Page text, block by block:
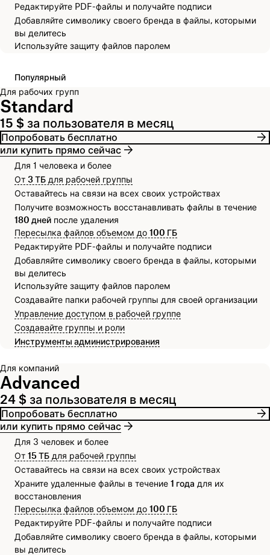
Редактируйте PDF-файлы и получайте подписи
Добавляйте символику своего бренда в файлы, которыми
вы делитесь
Используйте защиту файлов паролем
Популярный
Для рабочих групп
Standard
15 $ за пользователя в месяц
Попробовать бесплатно
или купить прямо сейчас
Для 1 человека и более
От 3 ТБ для рабочей группы
Оставайтесь на связи на всех своих устройствах
Получите возможность восстанавливать файлы в течение
180 дней после удаления
Пересылка файлов объемом до 100 ГБ
Редактируйте PDF-файлы и получайте подписи
Добавляйте символику своего бренда в файлы, которыми
вы делитесь
Используйте защиту файлов паролем
Создавайте папки рабочей группы для своей организации
Управление доступом в рабочей группе
Создавайте группы и роли
Инструменты администрирования
Для компаний
Advanced
24 $ за пользователя в месяц
Попробовать бесплатно
или купить прямо сейчас
Для 3 человек и более
От 15 ТБ для рабочей группы
Оставайтесь на связи на всех своих устройствах
Храните удаленные файлы в течение 1 года для их
восстановления
Пересылка файлов объемом до 100 ГБ
Редактируйте PDF-файлы и получайте подписи
Добавляйте символику своего бренда в файлы, которыми
вы делитесь